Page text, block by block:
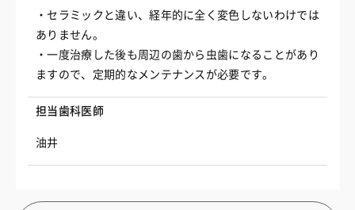
・セラミックと違い、経年的に全く変色しないわけでは
ありません。
・一度治療した後も周辺の歯から虫歯になることがあり
ますので、定期的なメンテナンスが必要です。
担当歯科医師
油井